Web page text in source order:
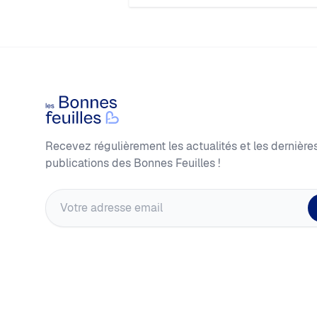
Les Bonnes Feuilles
Recevez régulièrement les actualités et les
publications des Bonnes Feuilles !
Adresse email